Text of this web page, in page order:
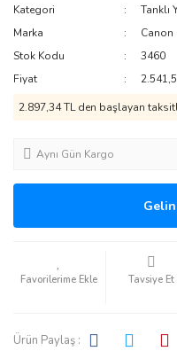
Kategori
Tanklı
Marka
Canon
Stok Kodu
3460
Fiyat
2.897,34 TL den başlayan
Aynı Gün Kargo
Tavsiye Et
Ürün Paylaş :